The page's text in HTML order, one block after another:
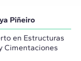
Piñeiro
en Estructuras
Cimentaciones